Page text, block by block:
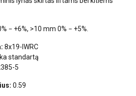
− +6%, >10 mm 0% − +5%.
8x19-IWRC
standartą
5
0.59